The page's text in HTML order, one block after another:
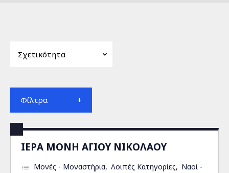
Φίλτρα
ΙΕΡΑ ΜΟΝΗ ΑΓΙΟΥ ΝΙΚΟΛΑΟΥ
Μονές - Μοναστήρια Λοιπές Κατηγορίες
Ναοί -